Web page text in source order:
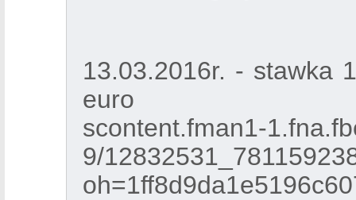
13.03.2016r. - stawka
euro
scontent.fman1-
9/